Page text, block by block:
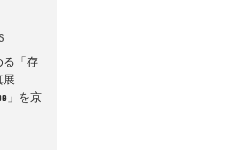
る「存
展
」を京